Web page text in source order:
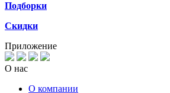
Подборки
Скидки
Приложение
О нас
О компании